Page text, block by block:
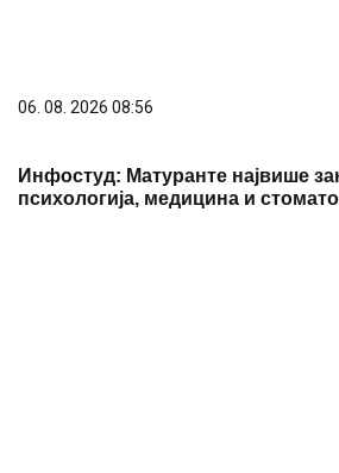
06. 08. 2026 08:56
Инфостуд: Матуранте највише
психологија, медицина и